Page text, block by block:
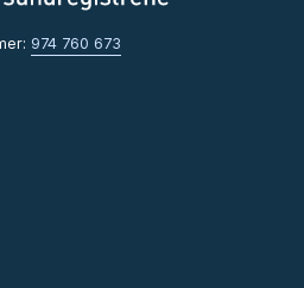
974 760 673